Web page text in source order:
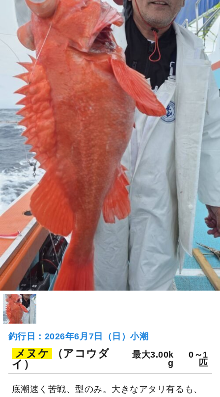
釣行日：2026年6月7日（日）小潮
メヌケ
（アコウダ
イ）
最大3.00k
g
0～1
匹
底潮速く苦戦、型のみ。大きなアタリ有るも、